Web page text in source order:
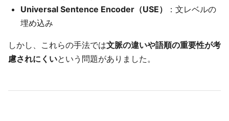
Universal Sentence Encoder（USE）
：文レベルの
埋め込み
しかし、これらの手法では文脈の違いや語順の重要性が考
慮されにくいという問題がありました。